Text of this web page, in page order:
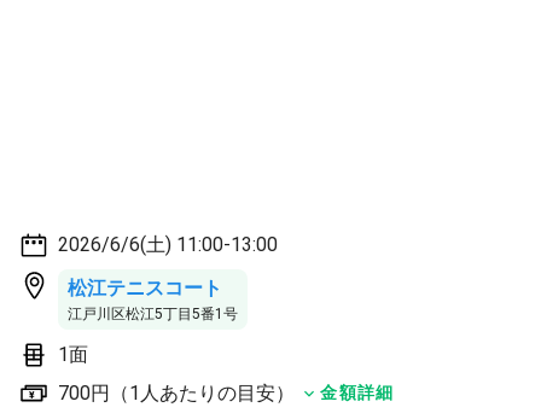
2026/6/6(土) 11:00-13:00
松江テニスコート
江戸川区松江5丁目5番1号
1面
700円（1人あたりの目安）
金額詳細